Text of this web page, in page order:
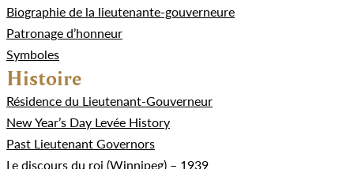
Biographie de la lieutenante-gouverneure
Patronage d’honneur
Symboles
Histoire
Résidence du Lieutenant-Gouverneur
New Year’s Day Levée History
Past Lieutenant Governors
Le discours du roi (Winnipeg) – 1939